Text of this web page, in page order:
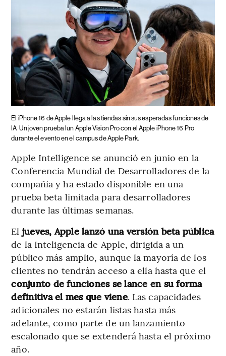
El iPhone 16 de Apple llega a las tiendas sin sus esperadas funciones de
IA Un joven prueba lun Apple Vision Pro con el Apple iPhone 16 Pro
durante el evento en el campus de Apple Park.
Apple Intelligence se anunció en junio en la
Conferencia Mundial de Desarrolladores de la
compañía y ha estado disponible en una
prueba beta limitada para desarrolladores
durante las últimas semanas.
El jueves, Apple lanzó una versión beta pública
de la Inteligencia de Apple, dirigida a un
público más amplio, aunque la mayoría de los
clientes no tendrán acceso a ella hasta que el
conjunto de funciones se lance en su forma
definitiva el mes que viene. Las capacidades
adicionales no estarán listas hasta más
adelante, como parte de un lanzamiento
escalonado que se extenderá hasta el próximo
año.